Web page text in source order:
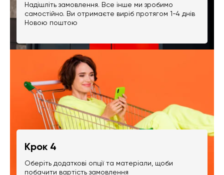
Надішліть замовлення. Все інше ми зробимо
самостійно. Ви отримаєте виріб протягом 1-4 днів
Новою поштою
Крок 4
Оберіть додаткові опції та матеріали, щоби
побачити вартість замовлення